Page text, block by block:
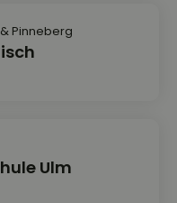
Pinneberg
Ulm